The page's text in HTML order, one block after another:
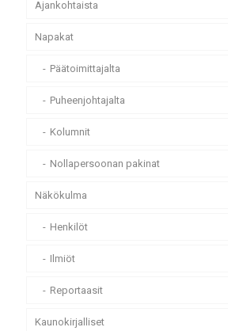
Ajankohtaista
Napakat
Päätoimittajalta
Puheenjohtajalta
Kolumnit
Nollapersoonan pakinat
Näkökulma
Henkilöt
Ilmiöt
Reportaasit
Kaunokirjalliset